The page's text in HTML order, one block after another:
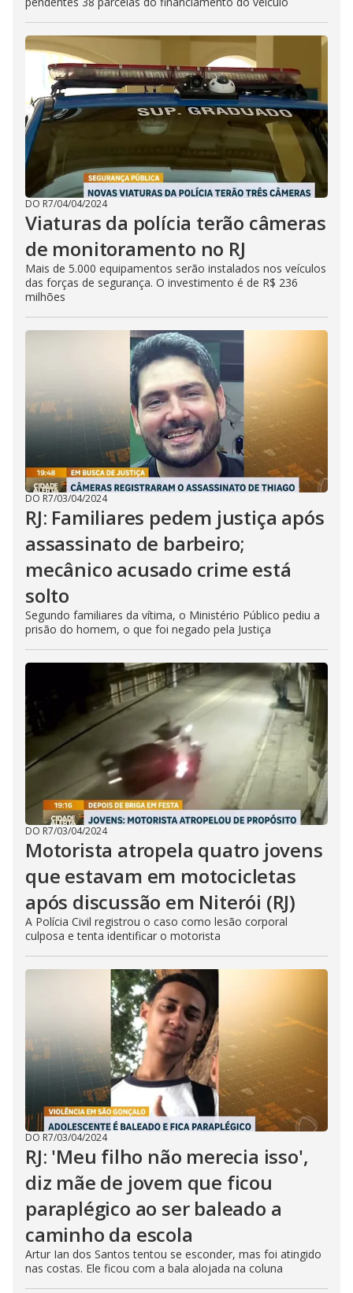
DO R7/04/04/2024
Viaturas da polícia terão câmeras
de monitoramento no RJ
Mais de 5.000 equipamentos serão instalados nos veículos
das forças de segurança. O investimento é de R$ 236
milhões
DO R7/03/04/2024
RJ: Familiares pedem justiça após
assassinato de barbeiro;
mecânico acusado crime está
solto
Segundo familiares da vítima, o Ministério Público pediu a
prisão do homem, o que foi negado pela Justiça
DO R7/03/04/2024
Motorista atropela quatro jovens
que estavam em motocicletas
após discussão em Niterói (RJ)
A Polícia Civil registrou o caso como lesão corporal
culposa e tenta identificar o motorista
DO R7/03/04/2024
RJ: 'Meu filho não merecia isso',
diz mãe de jovem que ficou
paraplégico ao ser baleado a
caminho da escola
Artur Ian dos Santos tentou se esconder, mas foi atingido
nas costas. Ele ficou com a bala alojada na coluna